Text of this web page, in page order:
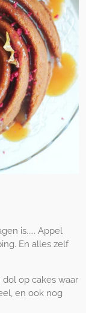
is..... Appel
En alles zelf
op cakes waar
en ook nog